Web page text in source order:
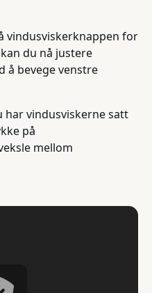
vindusviskerknappen for
du nå justere
å bevege venstre
har vindusviskerne satt
på
mellom